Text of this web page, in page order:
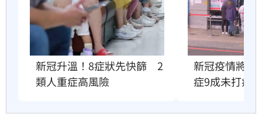
新冠升溫！8症狀先快篩　2
類人重症高風險
新冠疫情將衝
症9成未打疫苗